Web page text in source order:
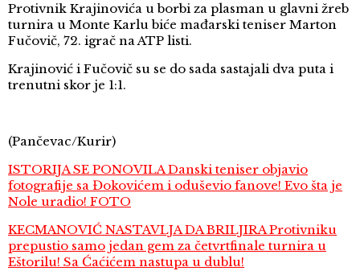
Protivnik Krajinovića u borbi za plasman u glavni žreb
turnira u Monte Karlu biće mađarski teniser Marton
Fučovič, 72. igrač na ATP listi.
Krajinović i Fučovič su se do sada sastajali dva puta i
trenutni skor je 1:1.
(Pančevac/Kurir)
ISTORIJA SE PONOVILA Danski teniser objavio
fotografije sa Đokovićem i oduševio fanove! Evo šta je
Nole uradio! FOTO
KECMANOVIĆ NASTAVLJA DA BRILJIRA Protivniku
prepustio samo jedan gem za četvrtfinale turnira u
Eštorilu! Sa Ćaćićem nastupa u dublu!